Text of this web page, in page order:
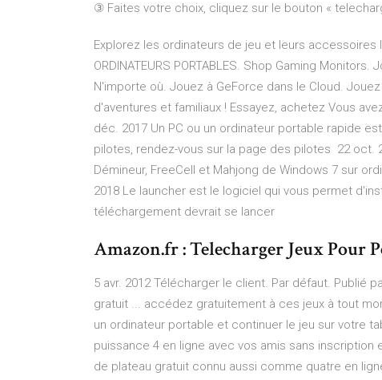
③ Faites votre choix, cliquez sur le bouton «
Explorez les ordinateurs de jeu et leurs accessoires
ORDINATEURS PORTABLES. Shop Gaming
N'importe où. Jouez à GeForce dans le Cloud.
d'aventures et familiaux ! Essayez, achetez Vous
déc. 2017 Un PC ou un ordinateur portable rapide
pilotes, rendez-vous sur la page des pilotes 22 oct.
Démineur, FreeCell et Mahjong de Windows 7 sur
2018 Le launcher est le logiciel qui vous permet
téléchargement devrait se lancer
Amazon.fr : Telecharger Jeux Pour
5 avr. 2012 Télécharger le client. Par défaut. Publié
gratuit ... accédez gratuitement à ces jeux à tout
un ordinateur portable et continuer le jeu sur votre
puissance 4 en ligne avec vos amis sans
de plateau gratuit connu aussi comme quatre en